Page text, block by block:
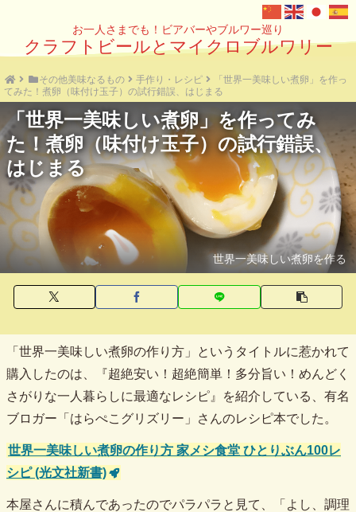
お一人さまでも！ビアバーやブルワー巡り
クラフトビールとマイクロブルワリー
その他美味なるもの 手作り・レシピ
「世界一美味しい煮卵」を作っ
てみた！煮卵（味付け玉子）の試行錯誤、はじまる
「世界一美味しい煮卵」を作ってみ
た！煮卵（味付け玉子）の試行錯誤、
はじまる
世界一美味しい煮卵を作る
「世界一美味しい煮卵の作り方」というタイトルに惹かれて
購入したのは、『超絶安い！超絶簡単！多分旨い！めんどく
さがりな一人暮らしに最適なレシピ』を紹介している、有名
ブロガー「はらぺこグリズリー」さんのレシピ本でした。
世界一美味しい煮卵の作り方 家メシ食堂 ひとりぶん100レ
シピ (光文社新書)
本屋さんに積んであったのでパラパラと見て、「よし、調理